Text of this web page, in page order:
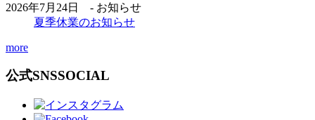
2026年7月24日 - お知らせ
夏季休業のお知らせ
more
公式SNSSOCIAL